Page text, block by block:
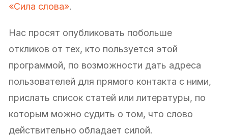
«Сила слова».
Нас просят опубликовать побольше
откликов от тех, кто пользуется этой
программой, по возможности дать адреса
пользователей для прямого контакта с ними,
прислать список статей или литературы, по
которым можно судить о том, что слово
действительно обладает силой.